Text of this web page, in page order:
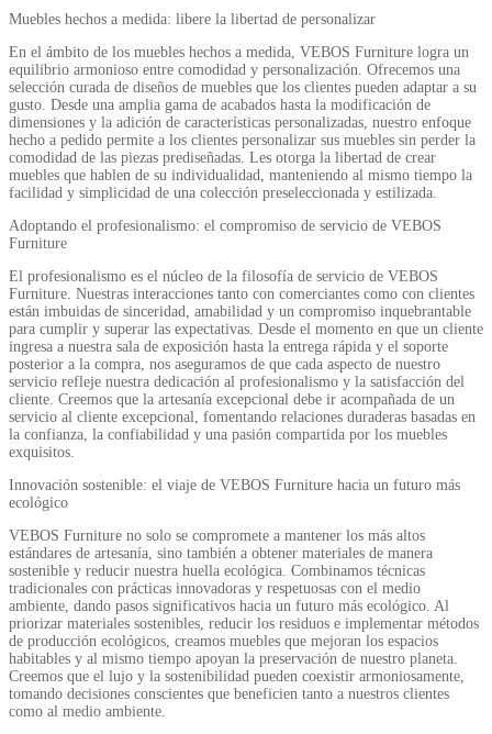
Muebles hechos a medida: libere la libertad de personalizar
En el ámbito de los muebles hechos a medida, VEBOS Furniture logra un
equilibrio armonioso entre comodidad y personalización. Ofrecemos una
selección curada de diseños de muebles que los clientes pueden adaptar a su
gusto. Desde una amplia gama de acabados hasta la modificación de
dimensiones y la adición de características personalizadas, nuestro enfoque
hecho a pedido permite a los clientes personalizar sus muebles sin perder la
comodidad de las piezas prediseñadas. Les otorga la libertad de crear
muebles que hablen de su individualidad, manteniendo al mismo tiempo la
facilidad y simplicidad de una colección preseleccionada y estilizada.
Adoptando el profesionalismo: el compromiso de servicio de VEBOS
Furniture
El profesionalismo es el núcleo de la filosofía de servicio de VEBOS
Furniture. Nuestras interacciones tanto con comerciantes como con clientes
están imbuidas de sinceridad, amabilidad y un compromiso inquebrantable
para cumplir y superar las expectativas. Desde el momento en que un cliente
ingresa a nuestra sala de exposición hasta la entrega rápida y el soporte
posterior a la compra, nos aseguramos de que cada aspecto de nuestro
servicio refleje nuestra dedicación al profesionalismo y la satisfacción del
cliente. Creemos que la artesanía excepcional debe ir acompañada de un
servicio al cliente excepcional, fomentando relaciones duraderas basadas en
la confianza, la confiabilidad y una pasión compartida por los muebles
exquisitos.
Innovación sostenible: el viaje de VEBOS Furniture hacia un futuro más
ecológico
VEBOS Furniture no solo se compromete a mantener los más altos
estándares de artesanía, sino también a obtener materiales de manera
sostenible y reducir nuestra huella ecológica. Combinamos técnicas
tradicionales con prácticas innovadoras y respetuosas con el medio
ambiente, dando pasos significativos hacia un futuro más ecológico. Al
priorizar materiales sostenibles, reducir los residuos e implementar métodos
de producción ecológicos, creamos muebles que mejoran los espacios
habitables y al mismo tiempo apoyan la preservación de nuestro planeta.
Creemos que el lujo y la sostenibilidad pueden coexistir armoniosamente,
tomando decisiones conscientes que beneficien tanto a nuestros clientes
como al medio ambiente.